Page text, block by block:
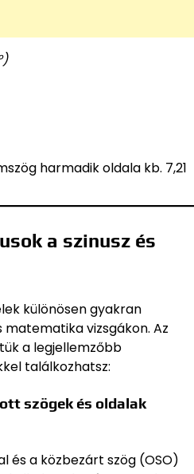
harmadik oldala kb. 7,21
a szinusz és
különösen gyakran
vizsgákon. Az
a legjellemzőbb
találkozhatsz:
szögek és oldalak
és a közbezárt szög (OSO)